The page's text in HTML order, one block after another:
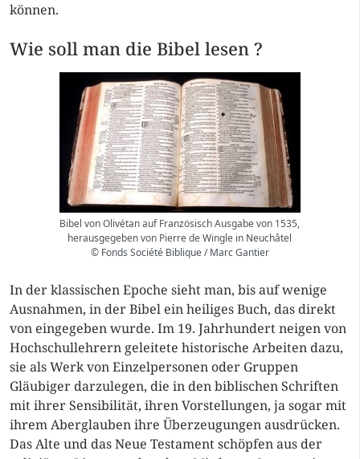
können.
Wie soll man die Bibel lesen ?
Bibel von Olivétan auf Französisch Ausgabe von 1535,
herausgegeben von Pierre de Wingle in Neuchâtel
© Fonds Société Biblique / Marc Gantier
In der klassischen Epoche sieht man, bis auf wenige
Ausnahmen, in der Bibel ein heiliges Buch, das direkt
von eingegeben wurde. Im 19. Jahrhundert neigen von
Hochschullehrern geleitete historische Arbeiten dazu,
sie als Werk von Einzelpersonen oder Gruppen
Gläubiger darzulegen, die in den biblischen Schriften
mit ihrer Sensibilität, ihren Vorstellungen, ja sogar mit
ihrem Aberglauben ihre Überzeugungen ausdrücken.
Das Alte und das Neue Testament schöpfen aus der